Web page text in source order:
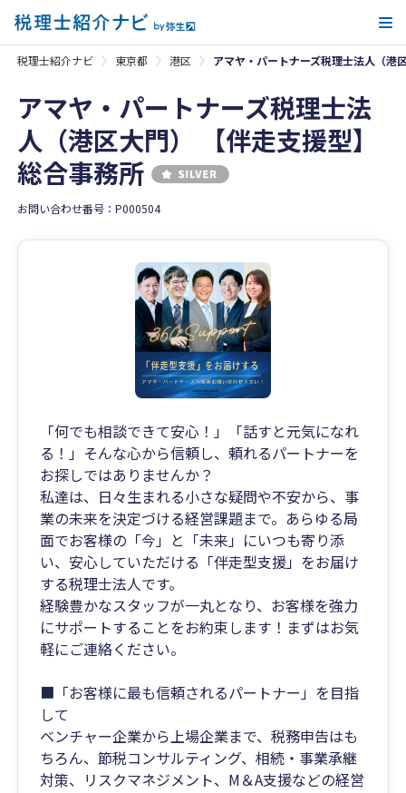
税理士紹介ナビ 東京都 港区 アマヤ・パートナーズ税理士法人（港
アマヤ・パートナーズ税理士法
人（港区大門） 【伴走支援型】
総合事務所
お問い合わせ番号：P000504
「何でも相談できて安心！」「話すと元気になれ
る！」そんな心から信頼し、頼れるパートナーを
お探しではありませんか？
私達は、日々生まれる小さな疑問や不安から、事
業の未来を決定づける経営課題まで。あらゆる局
面でお客様の「今」と「未来」にいつも寄り添
い、安心していただける「伴走型支援」をお届け
する税理士法人です。
経験豊かなスタッフが一丸となり、お客様を強力
にサポートすることをお約束します！まずはお気
軽にご連絡ください。
■「お客様に最も信頼されるパートナー」を目指
して
ベンチャー企業から上場企業まで、税務申告はも
ちろん、節税コンサルティング、相続・事業承継
対策、リスクマネジメント、M＆A支援などの経営